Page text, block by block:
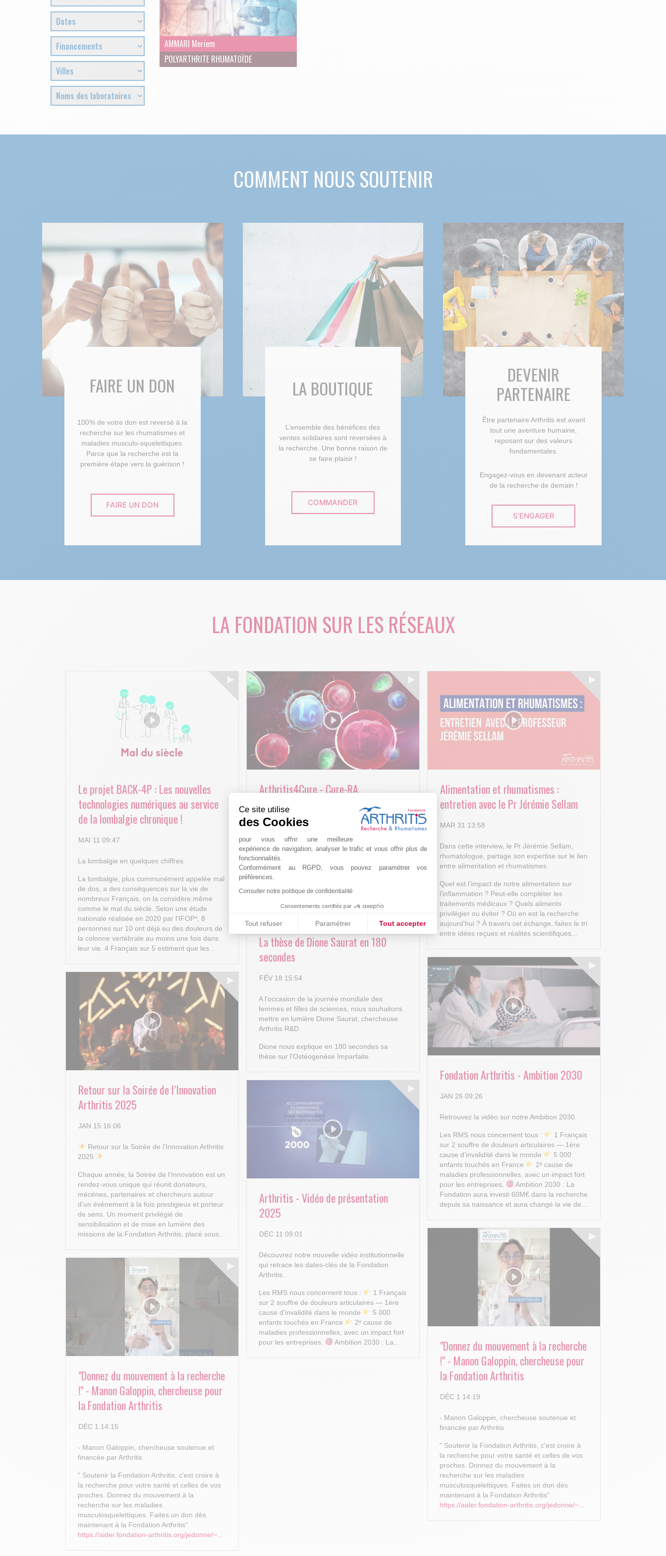
Ce site utilise
des Cookies
pour vous offrir une meilleure
expérience de navigation, analyser le trafic et vous offrir plus de
fonctionnalités.
Conformément au RGPD, vous pouvez paramétrer vos
préférences.
Consulter notre politique de confidentialité
Consentements certifiés par
Tout refuser Paramétrer Tout accepter
Axeptio consent
Plateforme de Gestion du Consentement : Personnalisez vos Options
Notre plateforme vous permet d'adapter et de gérer vos paramètres de confidentialité, en garantissant la conformité avec
AMMARI Meriem
POLYARTHRITE RHUMATOÏDE
COMMENT NOUS SOUTENIR
FAIRE UN DON
100% de votre don est reversé à la
recherche sur les rhumatismes et
maladies musculo-squelettiques.
Parce que la recherche est la
première étape vers la guérison !
FAIRE UN DON
LA BOUTIQUE
L’ensemble des bénéfices des
ventes solidaires sont reversées à
la recherche. Une bonne raison de
se faire plaisir !
COMMANDER
DEVENIR
PARTENAIRE
Être partenaire Arthritis est avant
tout une aventure humaine,
reposant sur des valeurs
fondamentales.
Engagez-vous en devenant acteur
de la recherche de demain !
S'ENGAGER
LA FONDATION SUR LES RÉSEAUX
Le projet BACK-4P : Les nouvelles
technologies numériques au service
de la lombalgie chronique !
MAI 11 09:47
La lombalgie en quelques chiffres
La lombalgie, plus communément appelée mal
de dos, a des conséquences sur la vie de
nombreux Français, on la considère même
comme le mal du siècle. Selon une étude
nationale réalisée en 2020 par l'IFOP*, 8
personnes sur 10 ont déjà eu des douleurs de
la colonne vertébrale au moins une fois dans
leur vie. 4 Français sur 5 estiment que les...
Arthritis4Cure - Cure-RA
AVR 22 15:01
Alimentation et rhumatismes :
entretien avec le Pr Jérémie Sellam
MAR 31 13:58
Dans cette interview, le Pr Jérémie Sellam,
rhumatologue, partage son expertise sur le lien
entre alimentation et rhumatismes.
Quel est l’impact de notre alimentation sur
l’inflammation ? Peut-elle compléter les
traitements médicaux ? Quels aliments
privilégier ou éviter ? Où en est la recherche
aujourd’hui ? À travers cet échange, faites le tri
entre idées reçues et réalités scientifiques...
La thèse de Dione Saurat en 180
secondes
FÉV 18 15:54
A l'occasion de la journée mondiale des
femmes et filles de sciences, nous souhaitons
mettre en lumière Dione Saurat, chercheuse
Arthritis R&D.
Dione nous explique en 180 secondes sa
thèse sur l'Ostéogenèse Imparfaite.
Fondation Arthritis - Ambition 2030
JAN 26 09:26
Retrouvez la vidéo sur notre Ambition 2030.
Les RMS nous concernent tous :
1 Français
sur 2 souffre de douleurs articulaires — 1ère
cause d’invalidité dans le monde
5 000
enfants touchés en France
2ᵉ cause de
maladies professionnelles, avec un impact fort
pour les entreprises.
Ambition 2030 : La
Fondation aura investi 60M€ dans la recherche
depuis sa naissance et aura changé la vie de...
Retour sur la Soirée de l’Innovation
Arthritis 2025
JAN 15 16:06
​ Retour sur la Soirée de l’Innovation Arthritis
2025
Chaque année, la Soirée de l’Innovation est un
rendez-vous unique qui réunit donateurs,
mécènes, partenaires et chercheurs autour
d’un événement à la fois prestigieux et porteur
de sens. Un moment privilégié de
sensibilisation et de mise en lumière des
missions de la Fondation Arthritis, placé sous...
Arthritis - Vidéo de présentation
2025
DÉC 11 09:01
Découvrez notre nouvelle vidéo institutionnelle
qui retrace les dates-clés de la Fondation
Arthritis.
Les RMS nous concernent tous :
1 Français
sur 2 souffre de douleurs articulaires — 1ère
cause d’invalidité dans le monde
5 000
enfants touchés en France
2ᵉ cause de
maladies professionnelles, avec un impact fort
pour les entreprises.
Ambition 2030 : La...
"Donnez du mouvement à la recherche
!" - Manon Galoppin, chercheuse pour
la Fondation Arthritis
DÉC 1 14:19
- Manon Galoppin, chercheuse soutenue et
financée par Arthritis
" Soutenir la Fondation Arthritis, c'est croire à
la recherche pour votre santé et celles de vos
proches. Donnez du mouvement à la
recherche sur les maladies
musculosquelettiques. Faites un don dès
maintenant à la Fondation Arthritis"
https://aider.fondation-arthritis.org/jedonne/~...
"Donnez du mouvement à la recherche
!" - Manon Galoppin, chercheuse pour
la Fondation Arthritis
DÉC 1 14:15
- Manon Galoppin, chercheuse soutenue et
financée par Arthritis
" Soutenir la Fondation Arthritis, c'est croire à
la recherche pour votre santé et celles de vos
proches. Donnez du mouvement à la
recherche sur les maladies
musculosquelettiques. Faites un don dès
maintenant à la Fondation Arthritis"
https://aider.fondation-arthritis.org/jedonne/~...